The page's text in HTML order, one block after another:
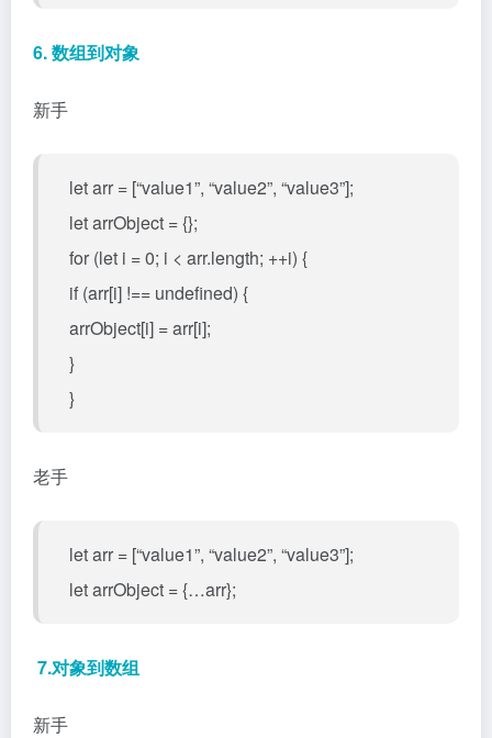
6. 数组到对象
新手
let arr = [“value1”, “value2”, “value3”];
let arrObject = {};
for (let i = 0; i < arr.length; ++i) {
if (arr[i] !== undefined) {
arrObject[i] = arr[i];
}
}
老手
let arr = [“value1”, “value2”, “value3”];
let arrObject = {…arr};
7.对象到数组
新手